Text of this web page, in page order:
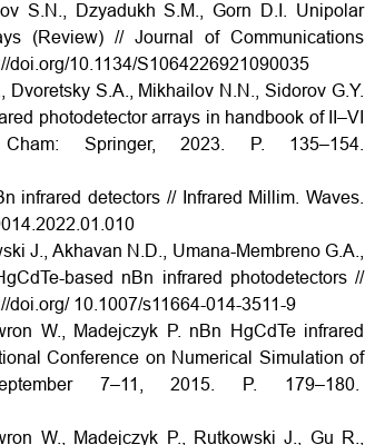
S.N., Dzyadukh S.M., Gorn D.I. Unipolar
(Review) // Journal of Communications
doi.org/10.1134/S1064226921090035
S.A., Mikhailov N.N., Sidorov G.Y.
photodetector arrays in handbook of II–VI
Cham: Springer, 2023. P. 135–154.
infrared detectors // Infrared Millim. Waves.
J., Akhavan N.D., Umana-Membreno G.A.,
based nBn infrared photodetectors //
10.1007/s11664-014-3511-9
W., Madejczyk P. nBn HgCdTe infrared
Conference on Numerical Simulation of
7–11, 2015. P. 179–180.
W., Madejczyk P., Rutkowski J., Gu R.,